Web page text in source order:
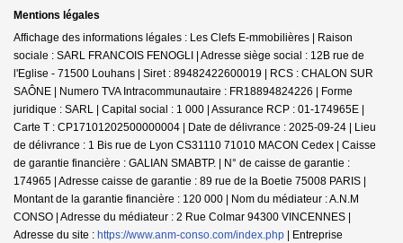
Mentions légales
Affichage des informations légales : Les Clefs E-mmobilières | Raison
sociale : SARL FRANCOIS FENOGLI | Adresse siège social : 12B rue de
l'Eglise - 71500 Louhans | Siret : 89482422600019 | RCS : CHALON SUR
SAÔNE | Numero TVA Intracommunautaire : FR18894824226 | Forme
juridique : SARL | Capital social : 1 000 | Assurance RCP : 01-174965E |
Carte T : CP17101202500000004 | Date de délivrance : 2025-09-24 | Lieu
de délivrance : 1 Bis rue de Lyon CS31110 71010 MACON Cedex | Caisse
de garantie financière : GALIAN SMABTP. | N° de caisse de garantie :
174965 | Adresse caisse de garantie : 89 rue de la Boetie 75008 PARIS |
Montant de la garantie financière : 120 000 | Nom du médiateur : A.N.M
CONSO | Adresse du médiateur : 2 Rue Colmar 94300 VINCENNES |
Adresse du site : https://www.anm-conso.com/index.php | Entreprise